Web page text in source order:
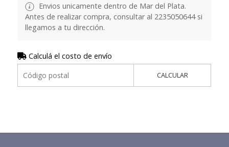
Envios unicamente dentro de Mar del Plata.
Antes de realizar compra, consultar al 2235050644 si
llegamos a tu dirección.
Calculá el costo de envío
CALCULAR